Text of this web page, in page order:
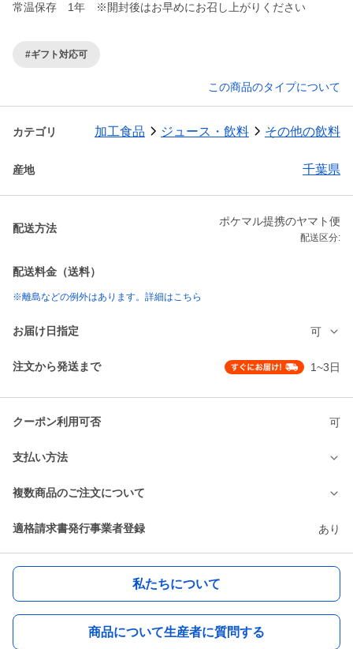
常温保存 1年 ※開封後はお早めにお召し上がりください
#ギフト対応可
この商品のタイプについて
カテゴリ 加工食品 ジュース・飲料 その他の飲料
産地 千葉県
配送方法
ポケマル提携のヤマト便
配送区分:
配送料金（送料）
※離島などの例外はあります。詳細はこちら
お届け日指定 可
注文から発送まで 1~3日
クーポン利用可否 可
支払い方法
複数商品のご注文について
適格請求書発行事業者登録 あり
私たちについて
商品について生産者に質問する